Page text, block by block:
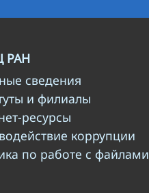
РАН
сведения
и филиалы
ресурсы
коррупции
по работе с файлами